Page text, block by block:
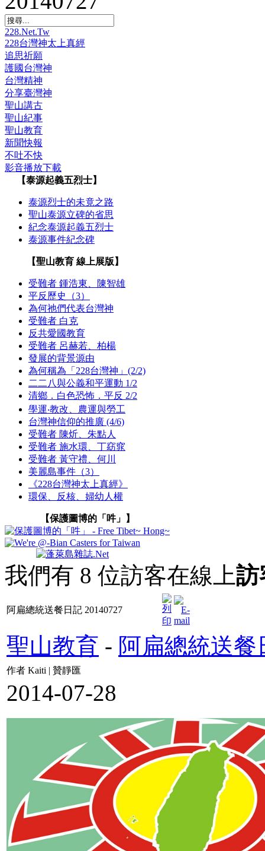
228.Net.Tw
228台灣神太上真經
追思祈願
護國台灣神
台灣精神
分享臺灣神
聖山講古
聖山紀事
聖山教育
新聞快報
不吐不快
影音播放下載
【泰源起義五烈士】
泰源烈士的未竟之路
聖山泰源立碑的省思
紀念泰源起義五烈士
泰源事件紀念碑
【聖山教育 線上展版】
受難者 鍾浩東、陳智雄
平反歷史（3）
為何祂們代表台灣神
受難者 白克
反共愛國教育
受難者 呂赫若、柏楊
發展的背景源由
為何稱為「228台灣神」(2/2)
二二八與公義和平運動 1/2
清鄉．白色恐怖．平反 2/2
學運‧教改、農運與勞工
台灣神信仰的推廣 (4/6)
受難者 陳炘、朱點人
受難者 施水環、丁窈窕
受難者 黃守禮、何川
美麗島事件（3）
《228台灣神太上真經》
環保、反核、婦幼人權
【保護圖博的「吽」】
我們有 8 位訪客在線上訪
阿扁總統送餐日記 20140727
聖山教育 - 阿扁總統送餐
作者 Kaiti | 贊靜匯
2014-07-28